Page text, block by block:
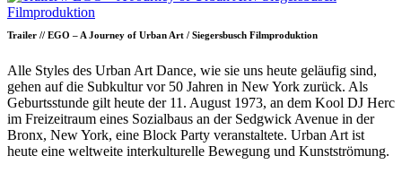
Trailer // EGO – A Journey of Urban Art / Siegersbusch Filmproduktion
Alle Styles des Urban Art Dance, wie sie uns heute geläufig sind,
gehen auf die Subkultur vor 50 Jahren in New York zurück. Als
Geburtsstunde gilt heute der 11. August 1973, an dem Kool DJ Herc
im Freizeitraum eines Sozialbaus an der Sedgwick Avenue in der
Bronx, New York, eine Block Party veranstaltete. Urban Art ist
heute eine weltweite interkulturelle Bewegung und Kunstströmung.